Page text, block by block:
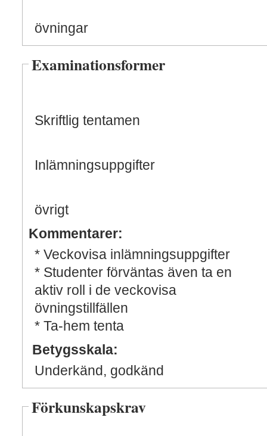
övningar
Examinationsformer
Skriftlig tentamen
Inlämningsuppgifter
övrigt
Kommentarer:
* Veckovisa inlämningsuppgifter
* Studenter förväntas även ta en
aktiv roll i de veckovisa
övningstillfällen
* Ta-hem tenta
Betygsskala:
Underkänd, godkänd
Förkunskapskrav